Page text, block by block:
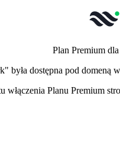
Plan Premium
była dostępna pod
włączenia Planu Premium